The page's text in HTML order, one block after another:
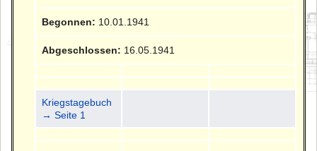
Begonnen: 10.01.1941
Abgeschlossen: 16.05.1941
Kriegstagebuch
→ Seite 1